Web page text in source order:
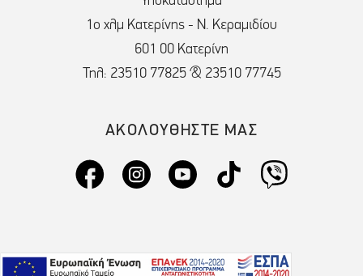
1ο χλμ Κατερίνης - Ν. Κεραμιδίου
601 00 Κατερίνη
Τηλ: 23510 77825 & 23510 77745
ΑΚΟΛΟΥΘΗΣΤΕ ΜΑΣ